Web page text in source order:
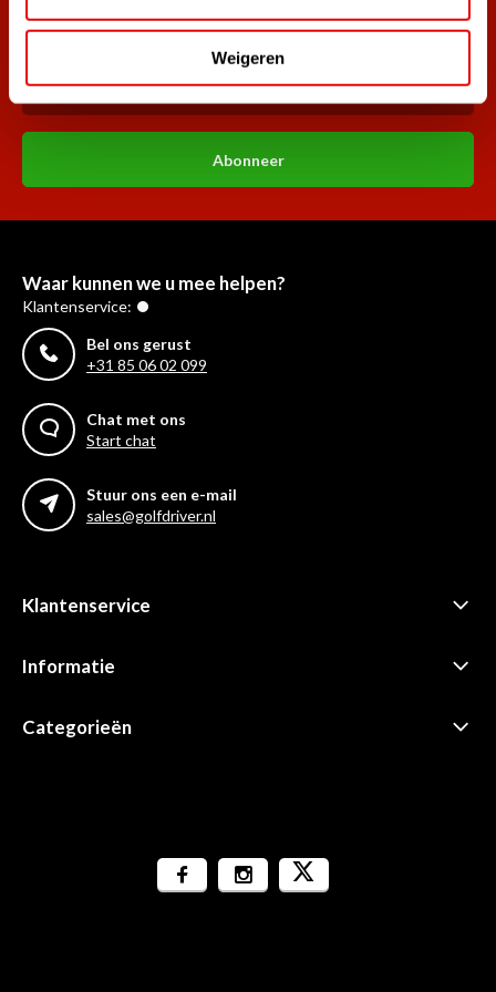
Weigeren
golf aanbiedingen!
Abonneer
Waar kunnen we u mee helpen?
Klantenservice:
Bel ons gerust
+31 85 06 02 099
Chat met ons
Start chat
Stuur ons een e-mail
sales@golfdriver.nl
Klantenservice
Informatie
Categorieën